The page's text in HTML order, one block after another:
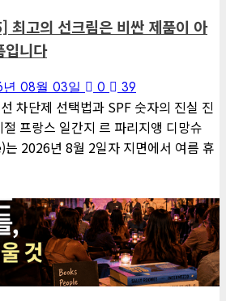
최고의 선크림은 비싼 제품이 아
입니다
08월 03일 0 39
차단제 선택법과 SPF 숫자의 진실 진
프랑스 일간지 르 파리지앵 디망슈
2026년 8월 2일자 지면에서 여름 휴